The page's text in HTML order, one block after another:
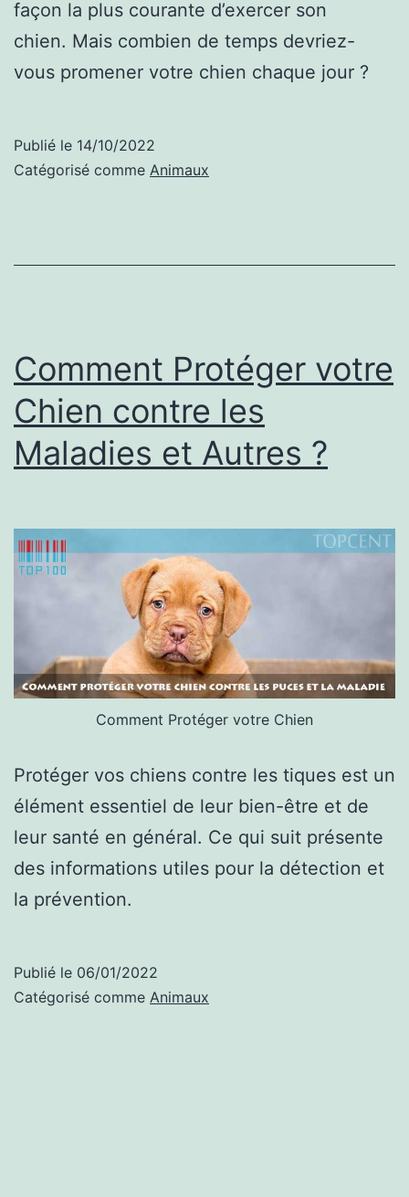
façon la plus courante d’exercer son
chien. Mais combien de temps devriez-
vous promener votre chien chaque jour ?
Publié le 14/10/2022
Catégorisé comme Animaux
Comment Protéger votre
Chien contre les
Maladies et Autres ?
Comment Protéger votre Chien
Protéger vos chiens contre les tiques est un
élément essentiel de leur bien-être et de
leur santé en général. Ce qui suit présente
des informations utiles pour la détection et
la prévention.
Publié le 06/01/2022
Catégorisé comme Animaux